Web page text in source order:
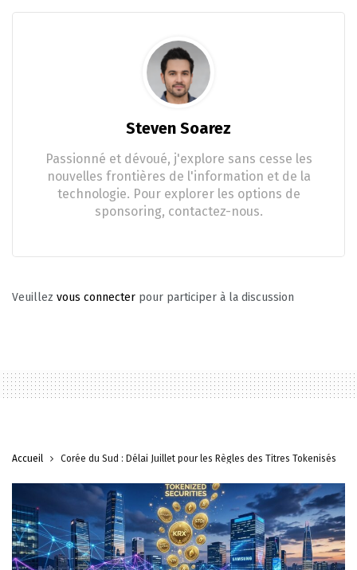
Steven Soarez
Passionné et dévoué, j'explore sans cesse les
nouvelles frontières de l'information et de la
technologie. Pour explorer les options de
sponsoring, contactez-nous.
Veuillez vous connecter pour participer à la discussion
Accueil Corée du Sud : Délai Juillet pour les Règles des Titres Tokenisés